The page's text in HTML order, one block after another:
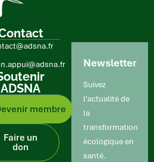
ADSNA
membre
Faire un
don
Newsletter
Suivez
l'actualité de
la
transformation
écologique en
santé.